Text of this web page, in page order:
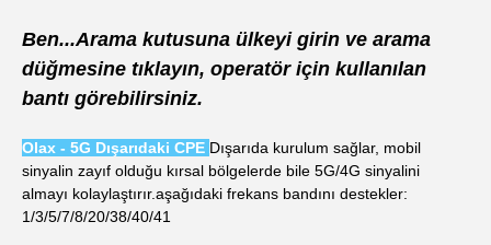
Ben...Arama kutusuna ülkeyi girin ve arama
düğmesine tıklayın, operatör için kullanılan
bantı görebilirsiniz.
Olax - 5G Dışarıdaki CPE Dışarıda kurulum sağlar, mobil
sinyalin zayıf olduğu kırsal bölgelerde bile 5G/4G sinyalini
almayı kolaylaştırır.aşağıdaki frekans bandını destekler:
1/3/5/7/8/20/38/40/41